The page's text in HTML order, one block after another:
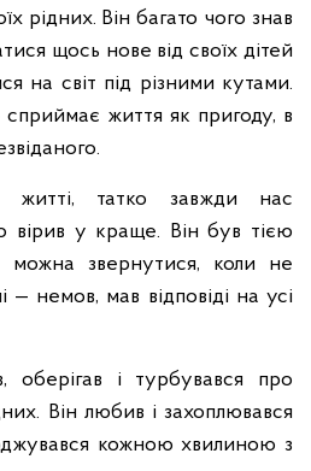
рідних. Він багато чого знав
щось нове від своїх дітей
на світ під різними кутами.
сприймає життя як пригоду, в
татко завжди нас
вірив у краще. Він був тією
можна звернутися, коли не
немов, мав відповіді на усі
і турбувався про
Він любив і захоплювався
кожною хвилиною з